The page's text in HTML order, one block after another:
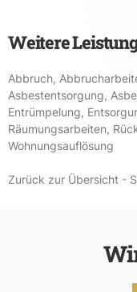
Weitere
Abbruch,
Asbestentsorgung,
Entrümpelung,
Räumungsarbeiten,
Wohnungsauflösung
Zurück zur Übersicht -